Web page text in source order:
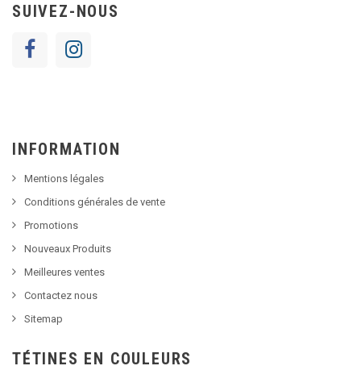
SUIVEZ-NOUS
INFORMATION
Mentions légales
Conditions générales de vente
Promotions
Nouveaux Produits
Meilleures ventes
Contactez nous
Sitemap
TÉTINES EN COULEURS